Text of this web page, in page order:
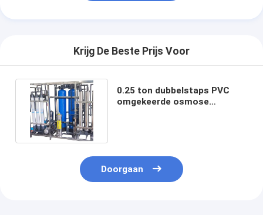
Krijg De Beste Prijs Voor
0.25 ton dubbelstaps PVC
omgekeerde osmose
Doorgaan